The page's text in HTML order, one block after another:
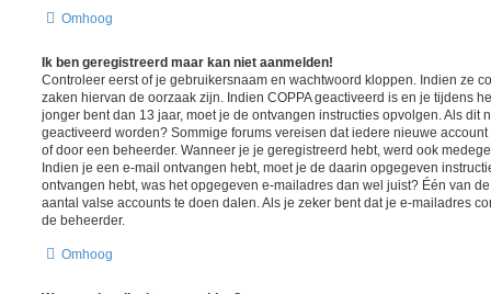
Omhoog
Ik ben geregistreerd maar kan niet aanmelden!
Controleer eerst of je gebruikersnaam en wachtwoord kloppen. Indien ze
zaken hiervan de oorzaak zijn. Indien COPPA geactiveerd is en je tijdens
jonger bent dan 13 jaar, moet je de ontvangen instructies opvolgen. Als dit
geactiveerd worden? Sommige forums vereisen dat iedere nieuwe
of door een beheerder. Wanneer je je geregistreerd hebt, werd ook
Indien je een e-mail ontvangen hebt, moet je de daarin opgegeven
ontvangen hebt, was het opgegeven e-mailadres dan wel juist? Één van
aantal valse accounts te doen dalen. Als je zeker bent dat je e-mailadres
de beheerder.
Omhoog